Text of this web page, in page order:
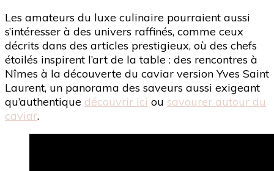
Les amateurs du luxe culinaire pourraient aussi
s’intéresser à des univers raffinés, comme ceux
décrits dans des articles prestigieux, où des chefs
étoilés inspirent l’art de la table : des rencontres à
Nîmes à la découverte du caviar version Yves Saint
Laurent, un panorama des saveurs aussi exigeant
qu’authentique découvrir ici ou savourer autour du
caviar.